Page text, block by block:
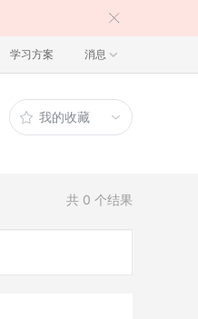
学习方案 消息
我的收藏
共 0 个结果